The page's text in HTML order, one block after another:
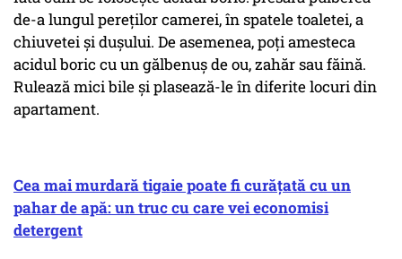
de-a lungul pereților camerei, în spatele toaletei, a
chiuvetei și dușului. De asemenea, poți amesteca
acidul boric cu un gălbenuș de ou, zahăr sau făină.
Rulează mici bile și plasează-le în diferite locuri din
apartament.
Cea mai murdară tigaie poate fi curățată cu un
pahar de apă: un truc cu care vei economisi
detergent